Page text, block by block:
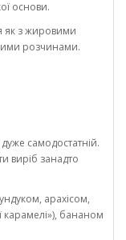
основи.
як з жировими
розчинами.
самодостатній.
виріб занадто
арахісом,
карамелі»), бананом